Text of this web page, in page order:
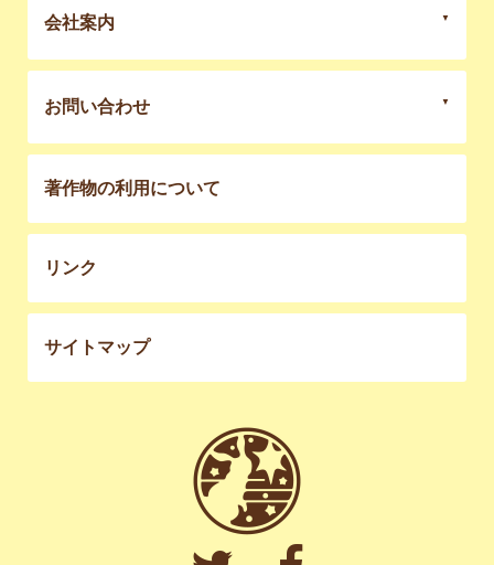
会社案内
お問い合わせ
著作物の利用について
リンク
サイトマップ